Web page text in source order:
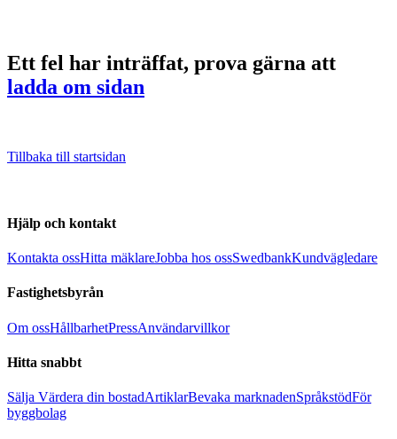
Ett fel har inträffat, prova gärna att
ladda om sidan
Tillbaka till startsidan
Hjälp och kontakt
Kontakta ossHitta mäklareJobba hos ossSwedbankKundvägledare
Fastighetsbyrån
Om ossHållbarhetPressAnvändarvillkor
Hitta snabbt
Sälja Värdera din bostadArtiklarBevaka marknadenSpråkstödFör
byggbolag